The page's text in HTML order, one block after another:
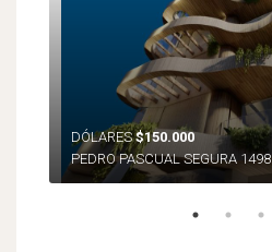
DÓLARES$150.000
PEDRO PASCUAL SEGURA 1498